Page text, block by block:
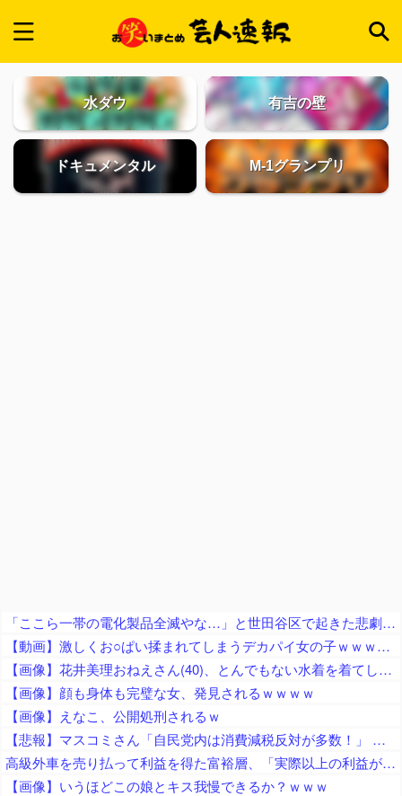
水ダウ 有吉の壁
ドキュメンタル M-1グランプリ
「ここら一帯の電化製品全滅やな…」と世田谷区で起きた悲劇に目撃者騒然、下手したら自己破産ルートなのでは……
【動画】激しくお○ぱい揉まれてしまうデカパイ女の子ｗｗｗｗｗｗｗｗ
【画像】花井美理おねえさん(40)、とんでもない水着を着てしまうｗｗ
【画像】顔も身体も完璧な女、発見されるｗｗｗｗ
【画像】えなこ、公開処刑されるｗ
【悲報】マスコミさん「自民党内は消費減税反対が多数！」 → 自民党議員の内部暴露で嘘が完全発覚 → ｗｗｗｗｗｗｗｗｗｗｗｗｗｗ
高級外車を売り払って利益を得た富裕層、「実際以上の利益があったとして課税される」とかけられた税金額に不満を漏らす
【画像】いうほどこの娘とキス我慢できるか？ｗｗｗ